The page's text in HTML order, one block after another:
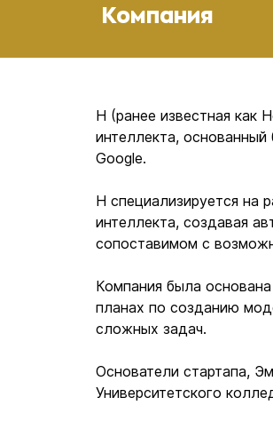
Компания
H (ранее известная как
интеллекта,
Google.
H специализируется на
интеллекта, создавая
сопоставимом с
Компания была
планах по созданию
сложных задач.
Основатели стартапа,
Университетского